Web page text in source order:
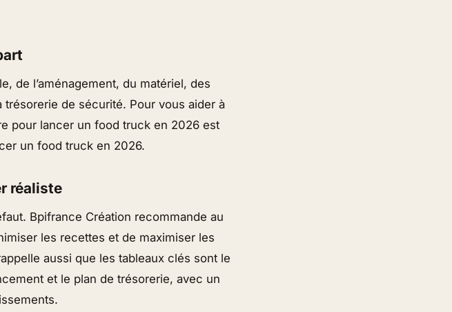
de l’aménagement, du matériel, des
de sécurité. Pour vous aider à
pour lancer un food truck en 2026 est
un food truck en 2026.
réaliste
Bpifrance Création recommande au
les recettes et de maximiser les
aussi que les tableaux clés sont le
et le plan de trésorerie, avec un